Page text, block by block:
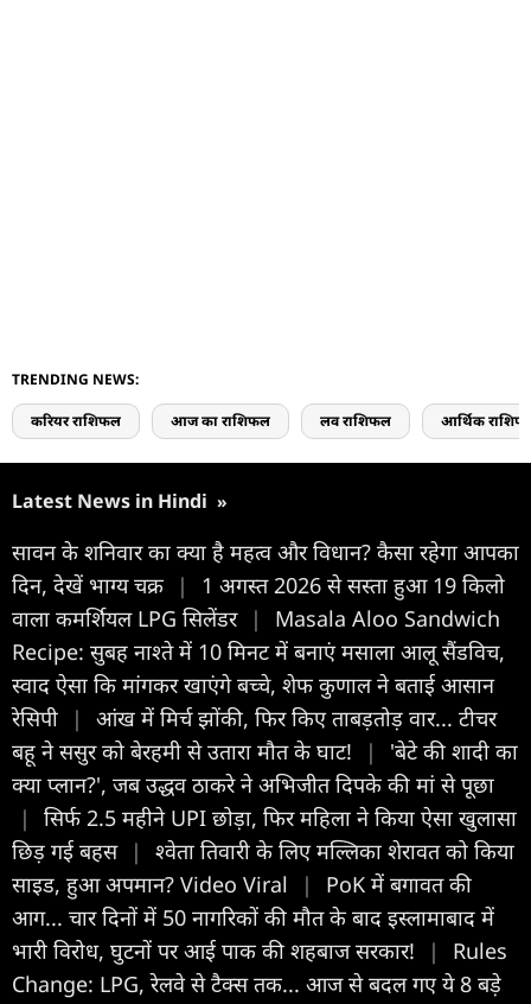
TRENDING NEWS:
करियर राशिफल आज का राशिफल लव राशिफल आर्थिक
Latest News in Hindi »
सावन के शन‍िवार का क्या है महत्व और व‍िधान? कैसा रहेगा आपका
द‍िन, देखें भाग्य चक्र
|
1 अगस्त 2026 से सस्ता हुआ 19 किलो
वाला कमर्शियल LPG सिलेंडर |
Masala Aloo Sandwich
Recipe: सुबह नाश्ते में 10 मिनट में बनाएं मसाला आलू सैंडविच,
स्‍वाद ऐसा कि मांगकर खाएंगे बच्‍चे, शेफ कुणाल ने बताई आसान
रेसिपी
|
आंख में मिर्च झोंकी, फिर किए ताबड़तोड़ वार... टीचर
बहू ने ससुर को बेरहमी से उतारा मौत के घाट!
|
'बेटे की शादी का
क्या प्लान?', जब उद्धव ठाकरे ने अभिजीत दिपके की मां से पूछा
|
सिर्फ 2.5 महीने UPI छोड़ा, फिर महिला ने किया ऐसा खुलासा
छिड़ गई बहस |
श्वेता तिवारी के लिए मल्लिका शेरावत को किया
साइड, हुआ अपमान? Video Viral
|
PoK में बगावत की
आग... चार दिनों में 50 नागरिकों की मौत के बाद इस्लामाबाद में
भारी विरोध, घुटनों पर आई पाक की शहबाज सरकार!
|
Rules
Change: LPG, रेलवे से टैक्‍स तक... आज से बदल गए ये 8 बड़े